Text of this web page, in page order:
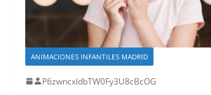
ANIMACIONES INFANTILES MADRID
P6zwncxIdbTW0Fy3U8cBcOG